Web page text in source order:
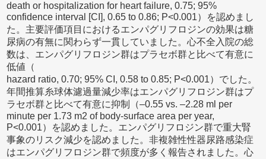
death or hospitalization for heart failure, 0.75; 95%
confidence interval [CI], 0.65 to 0.86; P<0.001）を認めまし
た。主要評価項目におけるエンパグリフロジンの効果は糖
尿病の有無に関わらず一貫していました。心不全入院の総
数は、エンパグリフロジン群はプラセボ群と比べて有意に
低値（
hazard ratio, 0.70; 95% CI, 0.58 to 0.85; P<0.001）でした。
年間推算糸球体濾過量減少率はエンパグリフロジン群はプ
ラセボ群と比べて有意に抑制（–0.55 vs. –2.28 ml per
minute per 1.73 m2 of body-surface area per year,
P<0.001）を認めました。エンパグリフロジン群で重大腎
事象のリスク減少を認めました。非複雑性性器尿路感染症
はエンパグリフロジン群で頻度が多く報告されました。心